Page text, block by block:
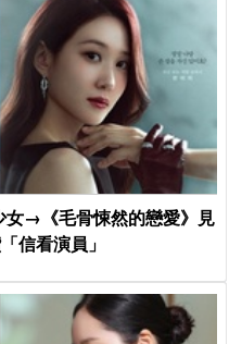
女→《毛骨悚然的戀愛》見
信看演員」